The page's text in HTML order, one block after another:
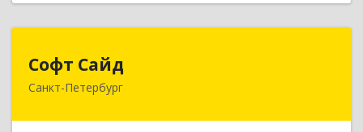
Софт Сайд
Санкт-Петербург
190020, Санкт-Петербург г, Рижский пр, дом №